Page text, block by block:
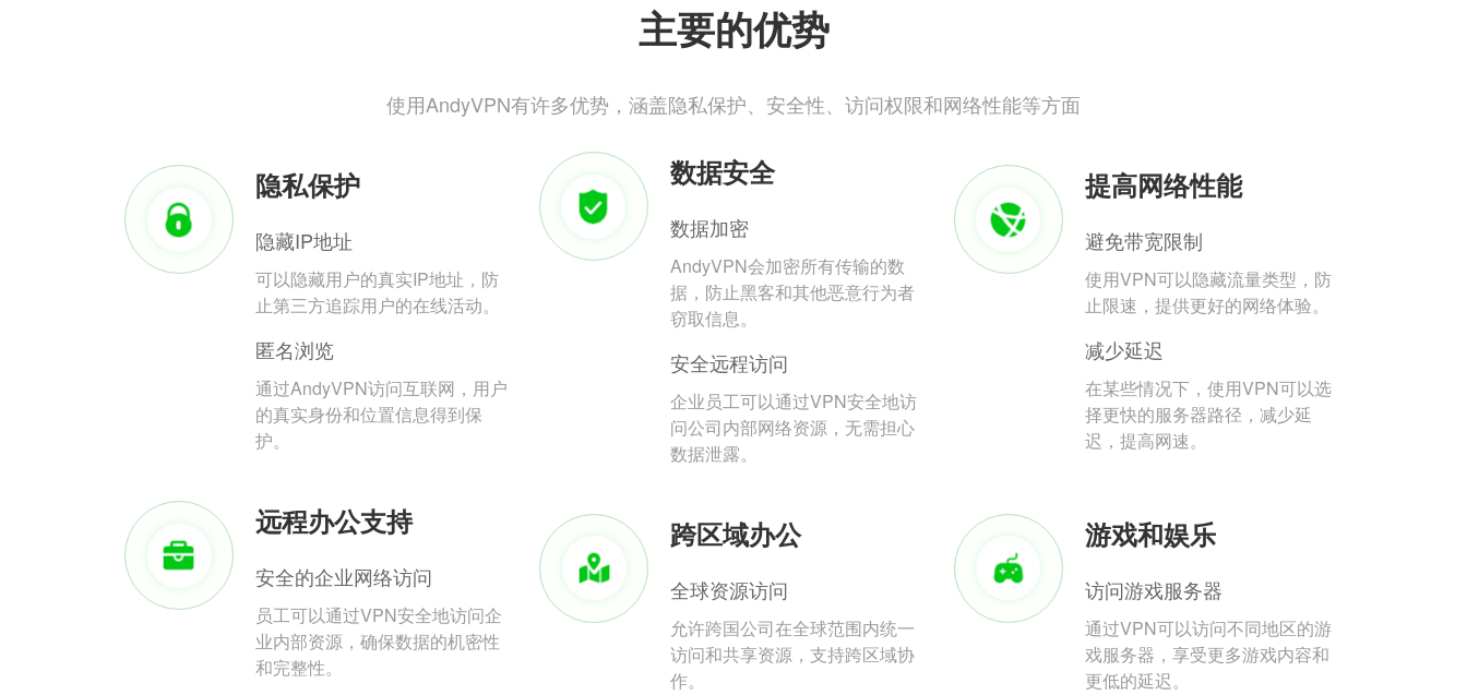
主要的优势
使用AndyVPN有许多优势，涵盖隐私保护、安全性、访问权限和网络性能等方面
隐私保护
隐藏IP地址
可以隐藏用户的真实IP地址，防
止第三方追踪用户的在线活动。
匿名浏览
通过AndyVPN访问互联网，用户
的真实身份和位置信息得到保
护。
数据安全
数据加密
AndyVPN会加密所有传输的数
据，防止黑客和其他恶意行为者
窃取信息。
安全远程访问
企业员工可以通过VPN安全地访
问公司内部网络资源，无需担心
数据泄露。
提高网络性能
避免带宽限制
使用VPN可以隐藏流量类型，防
止限速，提供更好的网络体验。
减少延迟
在某些情况下，使用VPN可以选
择更快的服务器路径，减少延
迟，提高网速。
远程办公支持
安全的企业网络访问
员工可以通过VPN安全地访问企
业内部资源，确保数据的机密性
和完整性。
跨区域办公
全球资源访问
允许跨国公司在全球范围内统一
访问和共享资源，支持跨区域协
作。
游戏和娱乐
访问游戏服务器
通过VPN可以访问不同地区的游
戏服务器，享受更多游戏内容和
更低的延迟。